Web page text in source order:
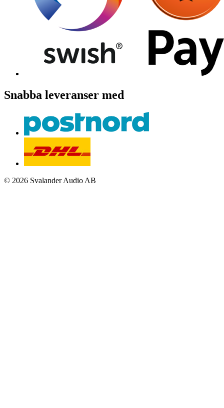
Snabba leveranser med
© 2026 Svalander Audio AB